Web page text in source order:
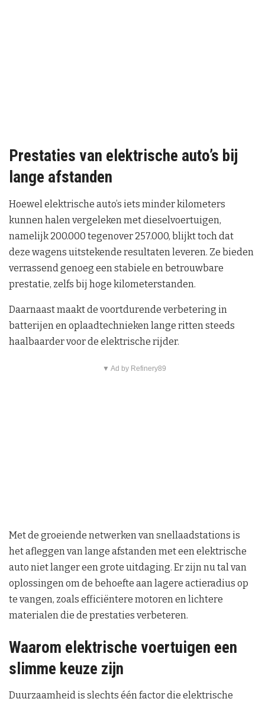
Prestaties van elektrische auto’s bij
lange afstanden
Hoewel elektrische auto’s iets minder kilometers
kunnen halen vergeleken met dieselvoertuigen,
namelijk 200.000 tegenover 257.000, blijkt toch dat
deze wagens uitstekende resultaten leveren. Ze bieden
verrassend genoeg een stabiele en betrouwbare
prestatie, zelfs bij hoge kilometerstanden.
Daarnaast maakt de voortdurende verbetering in
batterijen en oplaadtechnieken lange ritten steeds
haalbaarder voor de elektrische rijder.
▼ Ad by Refinery89
Met de groeiende netwerken van snellaadstations is
het afleggen van lange afstanden met een elektrische
auto niet langer een grote uitdaging. Er zijn nu tal van
oplossingen om de behoefte aan lagere actieradius op
te vangen, zoals efficiëntere motoren en lichtere
materialen die de prestaties verbeteren.
Waarom elektrische voertuigen een
slimme keuze zijn
Duurzaamheid is slechts één factor die elektrische